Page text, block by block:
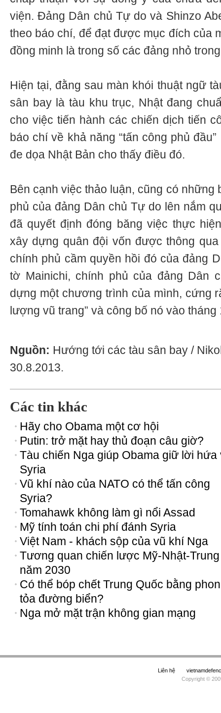
viện. Đảng Dân chủ Tự do và Shinzo
theo báo chí, để đạt được mục đích của
đồng minh là trong số các đảng nhỏ
Hiện tại, đằng sau màn khói thuật ngữ
sân bay là tàu khu trục, Nhật đang
cho việc tiến hành các chiến dịch tiến
báo chí về khả năng “tấn công phủ
đe dọa Nhật Bản cho thấy điều đó.
Bên cạnh việc thảo luận, cũng có
phủ của đảng Dân chủ Tự do lên nắm
đã quyết định đóng băng việc thực
xây dựng quân đội vốn được thông
chính phủ cầm quyền hồi đó của đảng
tờ Mainichi, chính phủ của đảng Dân
dựng một chương trình của mình, cứng
lượng vũ trang” và công bố nó vào
Nguồn: Hướng tới các tàu sân bay /
30.8.2013.
Các tin khác
Hãy cho Obama một cơ hội
Putin: trở mặt hay thủ đoạn câu giờ?
Tàu chiến Nga giúp Obama giữ lời hứa
Syria
Vũ khí nào của NATO có thể tấn công
Syria?
Tomahawk không làm gì nổi Assad
Mỹ tính toán chi phí đánh Syria
Việt Nam - khách sộp của vũ khí Nga
Tương quan chiến lược Mỹ-Nhật-
năm 2030
Có thể bóp chết Trung Quốc bằng
tỏa đường biển?
Nga mở mặt trận không gian mạng
Liên hệ
Copyright ©